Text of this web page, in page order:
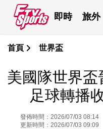
即時 旅外
首頁 世界盃
美國隊世界
足球轉播
發佈時間：2026/07/03 08:14
更新時間：2026/07/03 09:09